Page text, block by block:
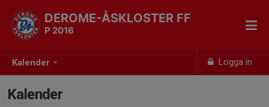
Kalender Logga in
DEROME-ÅSKLOSTER FF
P 2016
Kalender